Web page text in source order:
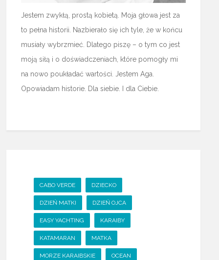
Jestem zwykłą, prostą kobietą. Moja głowa jest za
to pełna historii. Nazbierało się ich tyle, że w końcu
musiały wybrzmieć. Dlatego piszę – o tym co jest
moją siłą i o doświadczeniach, które pomogły mi
na nowo poukładać wartości. Jestem Aga.
Opowiadam historie. Dla siebie. I dla Ciebie.
CABO VERDE DZIECKO
DZIEŃ MATKI DZIEŃ OJCA
EASY YACHTING KARAIBY
KATAMARAN MATKA
MORZE KARAIBSKIE OCEAN